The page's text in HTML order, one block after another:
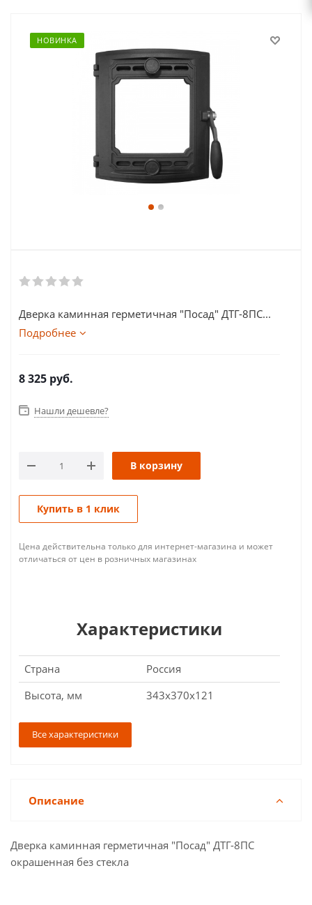
НОВИНКА
Дверка каминная герметичная "Посад" ДТГ-8ПС...
Подробнее
8 325 руб.
Нашли дешевле?
В корзину
Купить в 1 клик
Цена действительна только для интернет-магазина и может
отличаться от цен в розничных магазинах
Характеристики
Страна
Россия
Высота, мм
343х370х121
Все характеристики
Описание
Дверка каминная герметичная "Посад" ДТГ-8ПС
окрашенная без стекла